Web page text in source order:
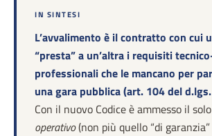
IN SINTESI
L’avvalimento è il contratto con cui
“presta” a un’altra i requisiti
professionali che le mancano per
una gara pubblica (art. 104 del
Con il nuovo Codice è ammesso il
operativo(non più quello “di